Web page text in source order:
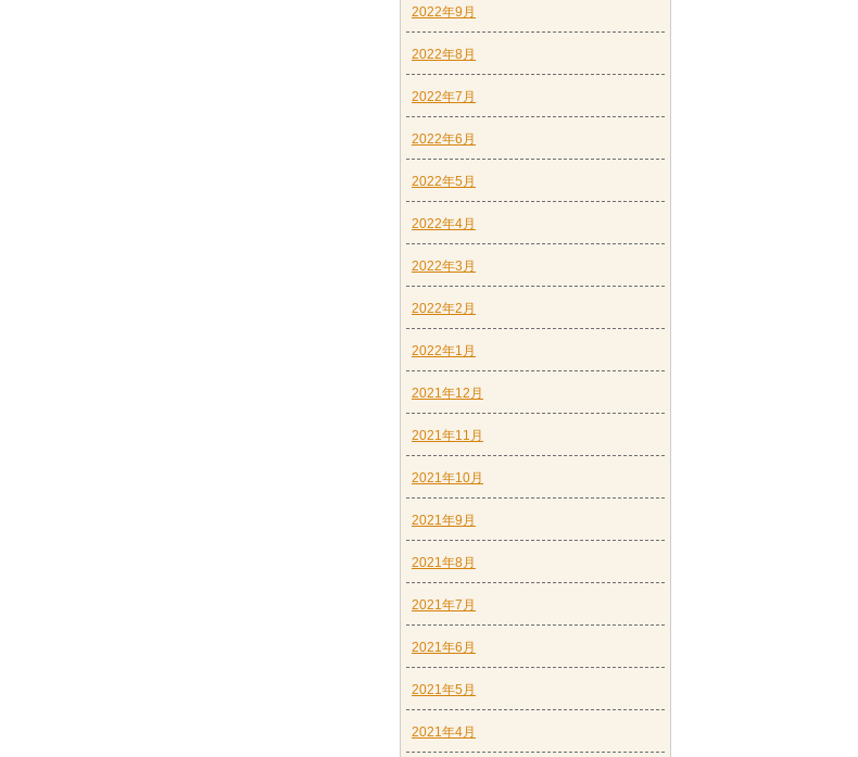
2022年9月
2022年8月
2022年7月
2022年6月
2022年5月
2022年4月
2022年3月
2022年2月
2022年1月
2021年12月
2021年11月
2021年10月
2021年9月
2021年8月
2021年7月
2021年6月
2021年5月
2021年4月